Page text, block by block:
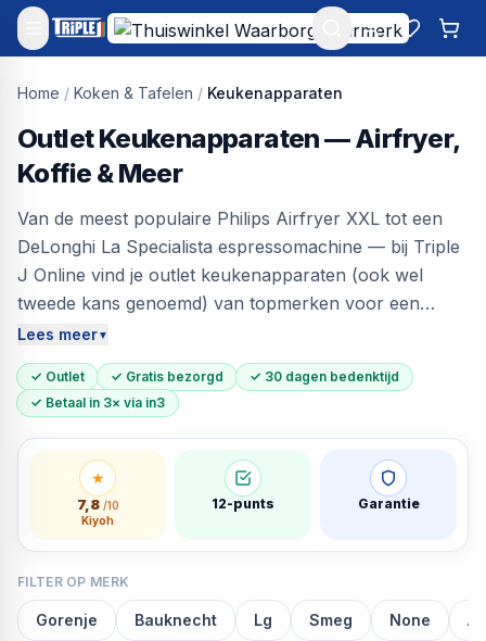
Mijn account
Home / Koken & Tafelen / Keukenapparaten
Outlet Keukenapparaten — Airfryer,
Koffie & Meer
Van de meest populaire Philips Airfryer XXL tot een
DeLonghi La Specialista espressomachine — bij Triple
J Online vind je outlet keukenapparaten (ook wel
tweede kans genoemd) van topmerken voor een
eerlijke prijs. Airfryers, koffiemachines,
keukenmachines, blenders en meer — allemaal
individueel getest en klaar voor gebruik. Tot 60%
korting, gratis bezorgd in heel Nederland, 30 dagen
bedenktijd.
Lees meer▼
✓ Outlet ✓ Gratis bezorgd
✓ 30 dagen bedenktijd
✓ Betaal in 3× via in3
★
7,8/10
Kiyoh
12-punts Garantie
FILTER OP MERK
Gorenje Bauknecht Lg Smeg None